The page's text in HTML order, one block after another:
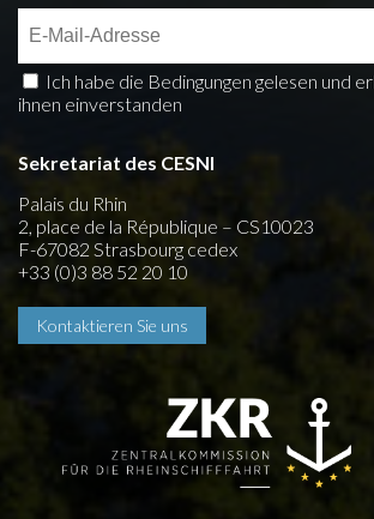
Ich habe die Bedingungen gelesen und
ihnen einverstanden
Sekretariat des CESNI
Palais du Rhin
2, place de la République – CS10023
F-67082 Strasbourg cedex
+33 (0)3 88 52 20 10
Kontaktieren Sie uns